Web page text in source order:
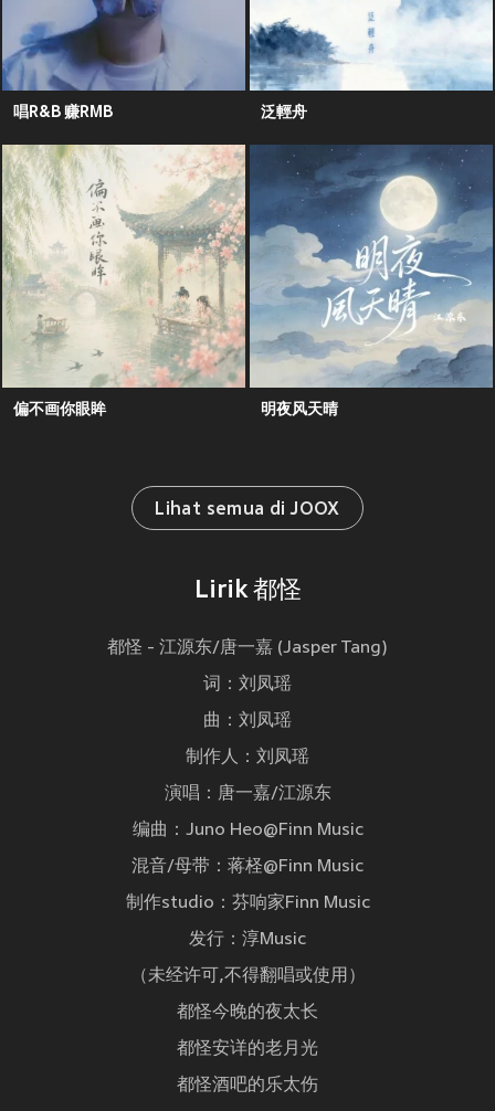
唱R&B 赚RMB 泛輕舟
偏不画你眼眸 明夜风天晴
Lihat semua di JOOX
Lirik 都怪
都怪 - 江源东/唐一嘉 (Jasper Tang)
词：刘凤瑶
曲：刘凤瑶
制作人：刘凤瑶
演唱：唐一嘉/江源东
编曲：Juno Heo@Finn Music
混音/母带：蒋柽@Finn Music
制作studio：芬响家Finn Music
发行：淳Music
（未经许可,不得翻唱或使用）
都怪今晚的夜太长
都怪安详的老月光
都怪酒吧的乐太伤